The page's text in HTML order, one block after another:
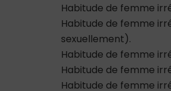
Habitude de femme
Habitude de femme
sexuellement).
Habitude de femme
Habitude de femme
Habitude de femme